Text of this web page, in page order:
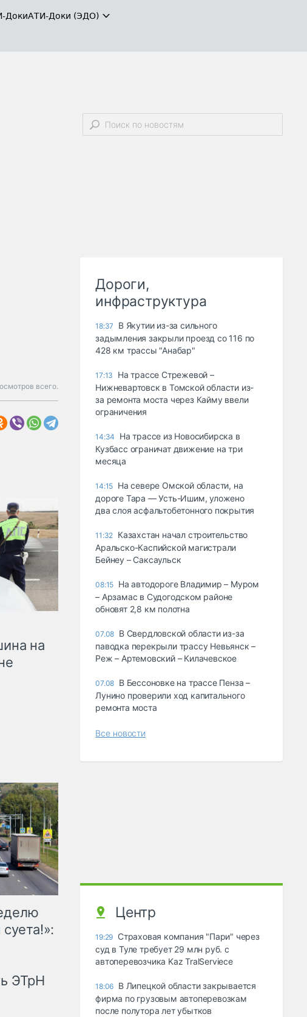
ДокиАТИ-Доки (ЭДО)
всего.
на
ЭТрН
Дороги,
инфраструктура
18:37
В Якутии из-за сильного
задымления закрыли проезд со 116 по
428 км трассы "Анабар"
17:13
На трассе Стрежевой –
Нижневартовск в Томской области из-
за ремонта моста через Кайму ввели
ограничения
14:34
На трассе из Новосибирска в
Кузбасс ограничат движение на три
месяца
14:15 На севере Омской области, на
дороге Тара — Усть-Ишим, уложено
два слоя асфальтобетонного покрытия
11:32 Казахстан начал строительство
Аральско-Каспийской магистрали
Бейнеу – Саксаульск
08:15 На автодороге Владимир – Муром
– Арзамас в Судогодском районе
обновят 2,8 км полотна
07.08 В Свердловской области из-за
паводка перекрыли трассу Невьянск –
Реж – Артемовский – Килачевское
07.08 В Бессоновке на трассе Пенза –
Лунино проверили ход капитального
ремонта моста
Все новости
Центр
19:29 Страховая компания "Пари" через
суд в Туле требует 29 млн руб. с
автоперевозчика Kaz TralServiece
18:06 В Липецкой области закрывается
фирма по грузовым автоперевозкам
после полутора лет убытков